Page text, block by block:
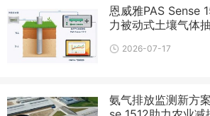
恩威雅PAS Sense
力被动式土壤气体
2026-07-17
氨气排放监测新方